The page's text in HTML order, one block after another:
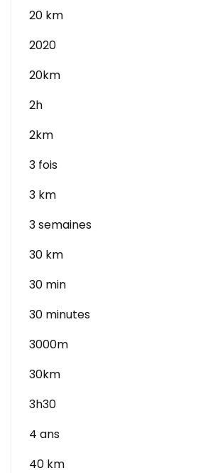
20 km
2020
20km
2h
2km
3 fois
3 km
3 semaines
30 km
30 min
30 minutes
3000m
30km
3h30
4 ans
40 km